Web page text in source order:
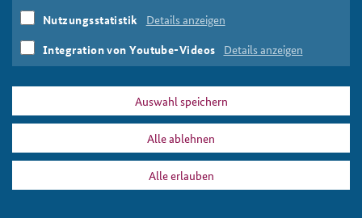
Arbeitskreis Junge Sicherheitspolitiker
DATENSCHUTZ IMPRESSUM
Nutzungsstatistik Details anzeigen
Integration von Youtube-Videos Details anzeigen
Auswahl speichern
Alle ablehnen
Alle erlauben